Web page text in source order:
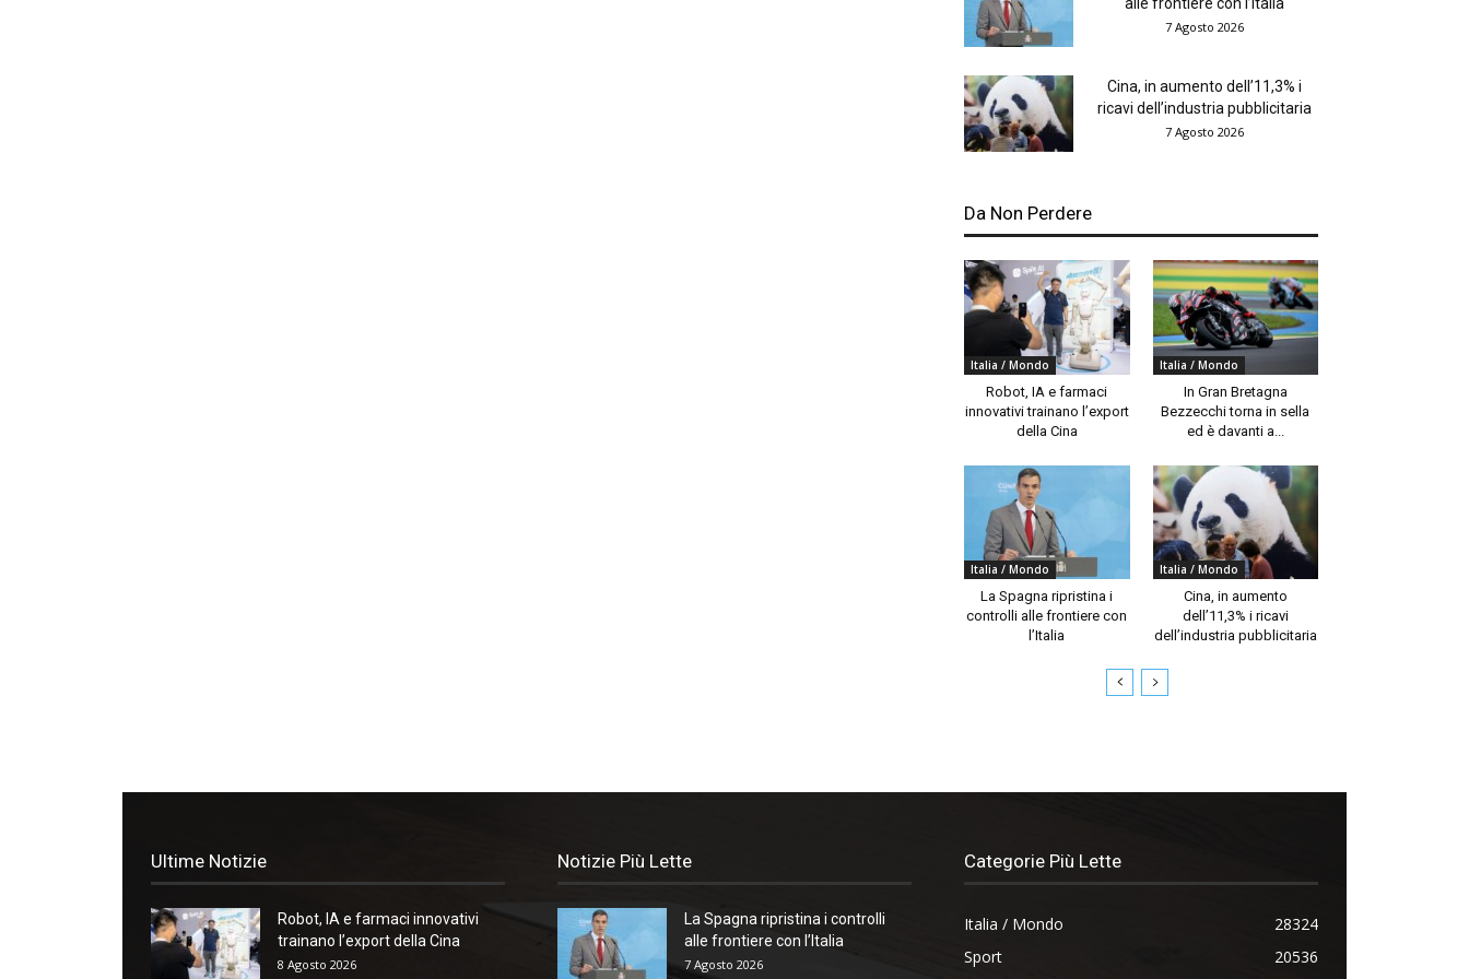
alle frontiere con l’Italia
7 Agosto 2026
Cina, in aumento dell’11,3% i
ricavi dell’industria pubblicitaria
7 Agosto 2026
Da Non Perdere
Italia / Mondo
Robot, IA e farmaci
innovativi trainano l’export
della Cina
Italia / Mondo
In Gran Bretagna
Bezzecchi torna in sella
ed è davanti a...
Italia / Mondo
La Spagna ripristina i
controlli alle frontiere con
l’Italia
Italia / Mondo
Cina, in aumento
dell’11,3% i ricavi
dell’industria pubblicitaria
Ultime Notizie
Robot, IA e farmaci innovativi
trainano l’export della Cina
8 Agosto 2026
Notizie Più Lette
La Spagna ripristina i controlli
alle frontiere con l’Italia
7 Agosto 2026
Categorie Più Lette
Italia / Mondo
28324
Sport
20536